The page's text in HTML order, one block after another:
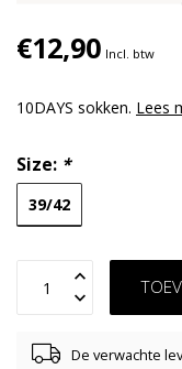
€12,90 Incl. btw
10DAYS sokken. Lees
Size: *
39/42
De verwachte